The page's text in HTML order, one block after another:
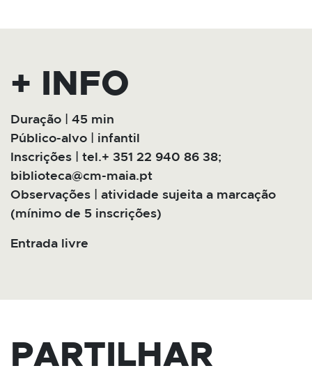
+ INFO
Duração | 45 min
Público-alvo | infantil
Inscrições | tel.+ 351 22 940 86 38;
biblioteca@cm-maia.pt
Observações | atividade sujeita a marcação
(mínimo de 5 inscrições)
Entrada livre
PARTILHAR